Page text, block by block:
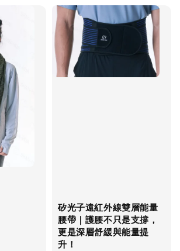
矽光子遠紅外線雙層能量
腰帶｜護腰不只是支撐，
更是深層舒緩與能量提
升！